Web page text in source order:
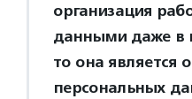
организация
данными даже в
то она является
персональных